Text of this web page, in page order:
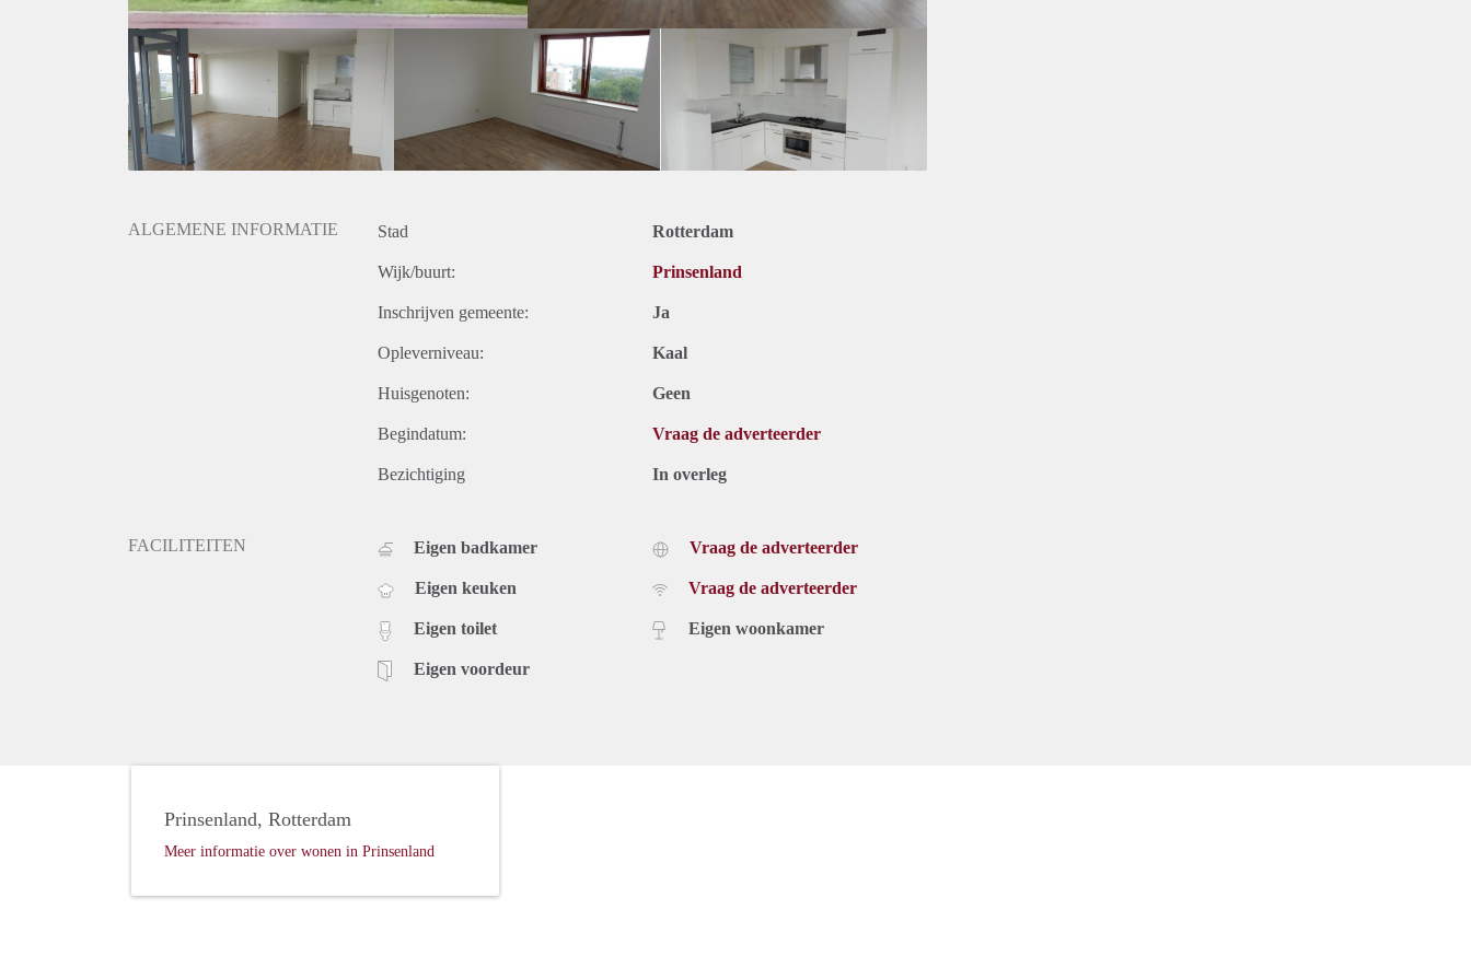
ALGEMENE INFORMATIE Stad Rotterdam
Wijk/buurt: Prinsenland
Inschrijven gemeente: Ja
Opleverniveau: Kaal
Huisgenoten: Geen
Begindatum: Vraag de adverteerder
Bezichtiging In overleg
FACILITEITEN Eigen badkamer
Eigen keuken
Eigen toilet
Eigen voordeur
Vraag de adverteerder
Vraag de adverteerder
Eigen woonkamer
Prinsenland, Rotterdam
Meer informatie over wonen in Prinsenland